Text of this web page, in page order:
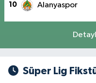
10 Alanyaspor
Süper Lig